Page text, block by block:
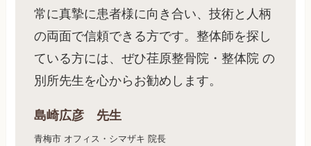
常に真摯に患者様に向き合い、技術と人柄
の両面で信頼できる方です。整体師を探し
ている方には、ぜひ荏原整骨院・整体院 の
別所先生を心からお勧めします。
島崎広彦 先生
青梅市 オフィス・シマザキ 院長